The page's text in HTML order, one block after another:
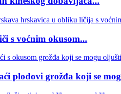
s voćnim okusom...
plodovi grožđa koji se